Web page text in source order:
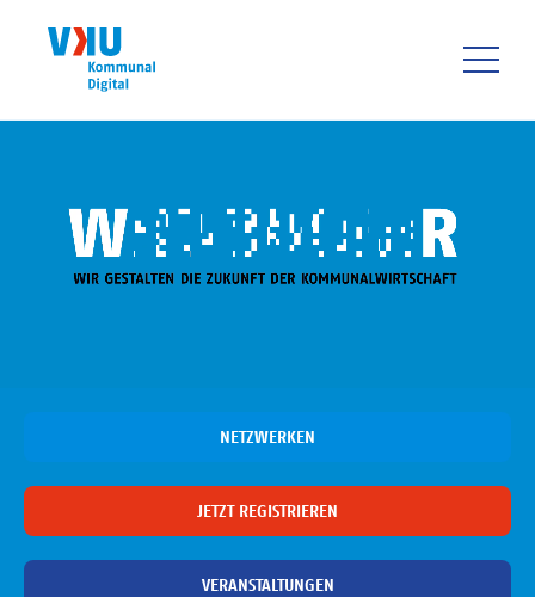
NETZWERKEN
JETZT REGISTRIEREN
VERANSTALTUNGEN